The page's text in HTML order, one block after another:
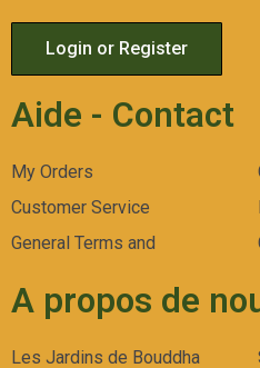
Login or Register
Aide - Contact
My Orders
Customer Service
General Terms and
A propos de
Les Jardins de Bouddha